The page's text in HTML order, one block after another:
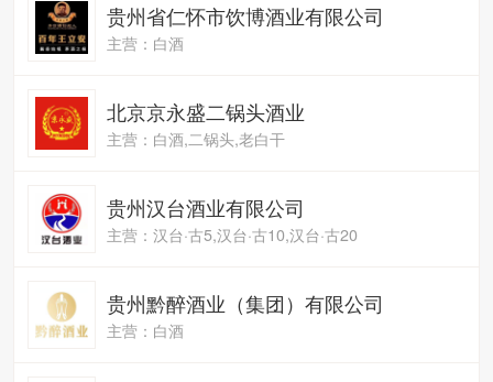
贵州省仁怀市饮博酒业有限公司
主营：白酒
北京京永盛二锅头酒业
主营：白酒,二锅头,老白干
贵州汉台酒业有限公司
主营：汉台·古5,汉台·古10,汉台·古20
贵州黔醉酒业（集团）有限公司
主营：白酒